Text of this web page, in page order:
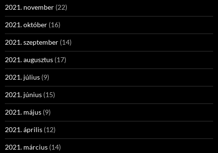
2021. november (22)
2021. október (16)
2021. szeptember (14)
2021. augusztus (17)
2021. július (9)
2021. június (15)
2021. május (9)
2021. április (12)
2021. március (14)